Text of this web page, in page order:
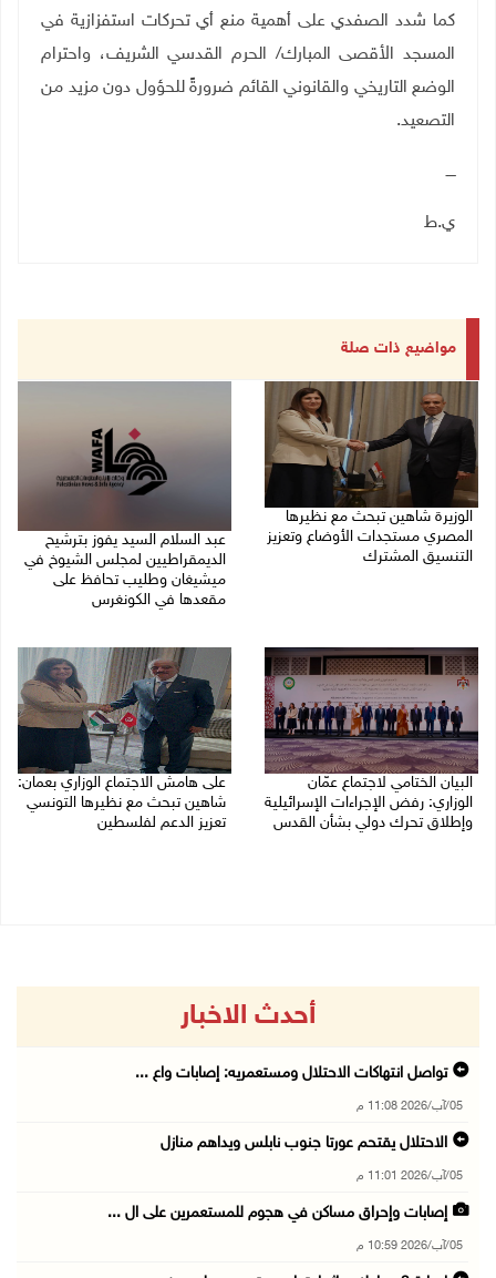
كما شدد الصفدي على أهمية منع أي تحركات استفزازية في
المسجد الأقصى المبارك/ الحرم القدسي الشريف، واحترام
الوضع التاريخي والقانوني القائم ضرورةً للحؤول دون مزيد من
التصعيد.
ــــ
ي.ط
مواضيع ذات صلة
الوزيرة شاهين تبحث مع نظيرها
المصري مستجدات الأوضاع وتعزيز
التنسيق المشترك
عبد السلام السيد يفوز بترشيح
الديمقراطيين لمجلس الشيوخ في
ميشيغان وطليب تحافظ على
مقعدها في الكونغرس
البيان الختامي لاجتماع عمّان
الوزاري: رفض الإجراءات الإسرائيلية
وإطلاق تحرك دولي بشأن القدس
على هامش الاجتماع الوزاري بعمان:
شاهين تبحث مع نظيرها التونسي
تعزيز الدعم لفلسطين
أحدث الاخبار
تواصل انتهاكات الاحتلال ومستعمريه: إصابات واع ...
05/آب/2026 11:08 م
الاحتلال يقتحم عورتا جنوب نابلس ويداهم منازل
05/آب/2026 11:01 م
إصابات وإحراق مساكن في هجوم للمستعمرين على ال ...
05/آب/2026 10:59 م